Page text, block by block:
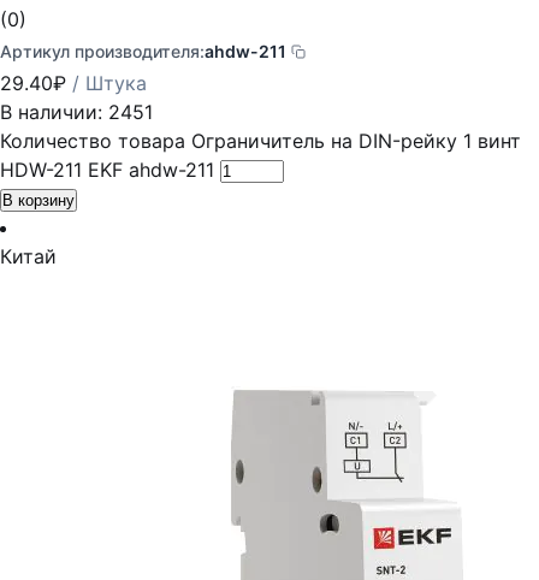
(0)
Артикул производителя:ahdw-211
29.40₽ / Штука
В наличии: 2451
Количество товара Ограничитель на DIN-рейку 1 винт
HDW-211 EKF ahdw-211
В корзину
Китай